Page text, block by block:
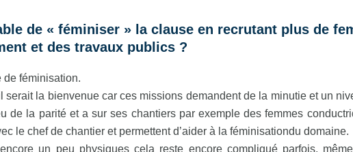
de « féminiser » la clause en recrutant plus de
et des travaux publics ?
de féminisation.
la bienvenue car ces missions demandent de la minutie et un
de la parité et a sur ses chantiers par exemple des femmes
le chef de chantier et permettent d’aider à la féminisationdu domaine.
un peu physiques cela reste encore compliqué parfois,